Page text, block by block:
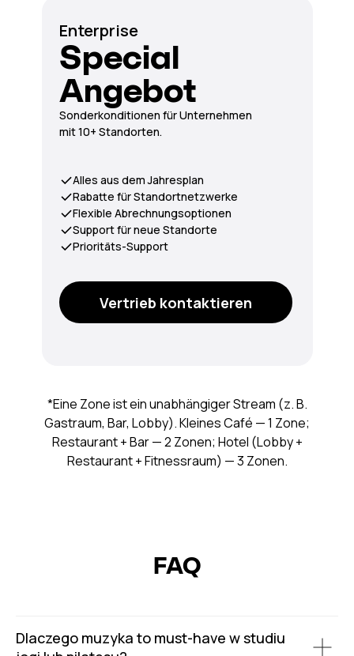
*Eine Zone ist ein unabhängiger Stream (z. B.
Gastraum, Bar, Lobby). Kleines Café — 1 Zone;
Restaurant + Bar — 2 Zonen; Hotel (Lobby +
Restaurant + Fitnessraum) — 3 Zonen.
Enterprise
Special
Angebot
Sonderkonditionen für Unternehmen
mit 10+ Standorten.
Vertrieb kontaktieren
Alles aus dem Jahresplan
Rabatte für Standortnetzwerke
Flexible Abrechnungsoptionen
Support für neue Standorte
Prioritäts-Support
FAQ
Dlaczego muzyka to must-have w studiu